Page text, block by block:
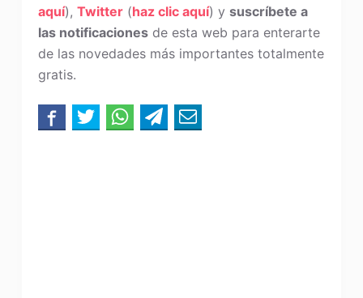
aquí), Twitter(haz clic aquí) y suscríbete a
las notificacionesde esta web para enterarte
de las novedades más importantes totalmente
gratis.